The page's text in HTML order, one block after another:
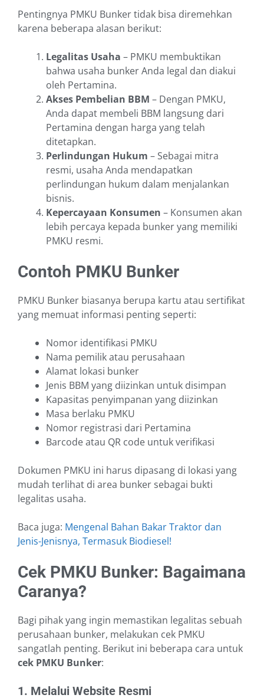
Pentingnya PMKU Bunker tidak bisa diremehkan
karena beberapa alasan berikut:
Legalitas Usaha – PMKU membuktikan
bahwa usaha bunker Anda legal dan diakui
oleh Pertamina.
Akses Pembelian BBM – Dengan PMKU,
Anda dapat membeli BBM langsung dari
Pertamina dengan harga yang telah
ditetapkan.
Perlindungan Hukum – Sebagai mitra
resmi, usaha Anda mendapatkan
perlindungan hukum dalam menjalankan
bisnis.
Kepercayaan Konsumen – Konsumen akan
lebih percaya kepada bunker yang memiliki
PMKU resmi.
Contoh PMKU Bunker
PMKU Bunker biasanya berupa kartu atau sertifikat
yang memuat informasi penting seperti:
Nomor identifikasi PMKU
Nama pemilik atau perusahaan
Alamat lokasi bunker
Jenis BBM yang diizinkan untuk disimpan
Kapasitas penyimpanan yang diizinkan
Masa berlaku PMKU
Nomor registrasi dari Pertamina
Barcode atau QR code untuk verifikasi
Dokumen PMKU ini harus dipasang di lokasi yang
mudah terlihat di area bunker sebagai bukti
legalitas usaha.
Baca juga: Mengenal Bahan Bakar Traktor dan
Jenis-Jenisnya, Termasuk Biodiesel!
Cek PMKU Bunker: Bagaimana
Caranya?
Bagi pihak yang ingin memastikan legalitas sebuah
perusahaan bunker, melakukan cek PMKU
sangatlah penting. Berikut ini beberapa cara untuk
cek PMKU Bunker:
1. Melalui Website Resmi